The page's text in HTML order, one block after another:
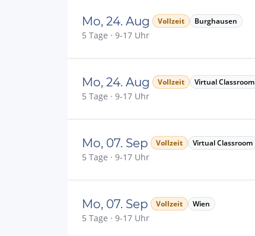
Mo, 24. Aug Vollzeit Burghausen
5 Tage · 9-17 Uhr
Mo, 24. Aug Vollzeit Virtual Classroom
5 Tage · 9-17 Uhr
Mo, 07. Sep Vollzeit Virtual Classroom
5 Tage · 9-17 Uhr
Mo, 07. Sep Vollzeit Wien
5 Tage · 9-17 Uhr